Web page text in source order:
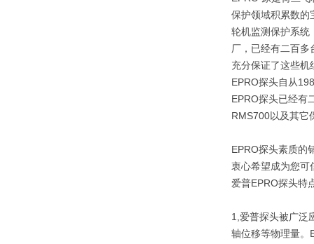
保护领域积累数的
轮机监测保护系统
厂，已经有二百
充分保证了这些机
EPRO探头自从
EPRO探头已经有
RMS700以及其它
EPRO探头素质的
衷心希望成为您可
爱普EPRO探头特
1,爱普探头被广泛
轴位移等物理量。